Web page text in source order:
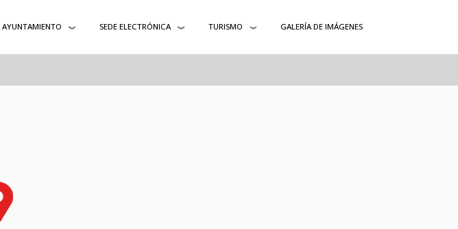
AYUNTAMIENTO SEDE ELECTRÓNICA TURISMO GALERÍA DE IMÁGENES